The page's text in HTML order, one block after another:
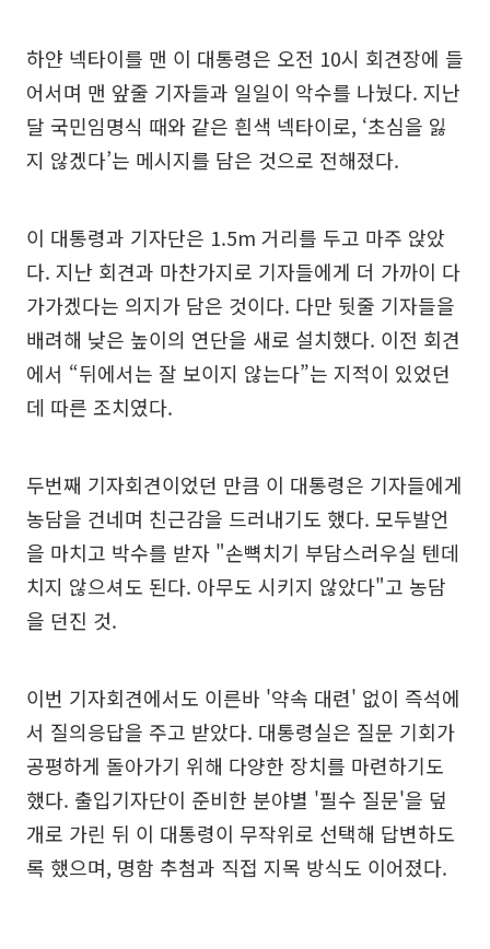
하얀 넥타이를 맨 이 대통령은 오전 10시 회견장에 들
어서며 맨 앞줄 기자들과 일일이 악수를 나눴다. 지난
달 국민임명식 때와 같은 흰색 넥타이로, ‘초심을 잃
지 않겠다’는 메시지를 담은 것으로 전해졌다.
이 대통령과 기자단은 1.5m 거리를 두고 마주 앉았
다. 지난 회견과 마찬가지로 기자들에게 더 가까이 다
가가겠다는 의지가 담은 것이다. 다만 뒷줄 기자들을
배려해 낮은 높이의 연단을 새로 설치했다. 이전 회견
에서 “뒤에서는 잘 보이지 않는다”는 지적이 있었던
데 따른 조치였다.
두번째 기자회견이었던 만큼 이 대통령은 기자들에게
농담을 건네며 친근감을 드러내기도 했다. 모두발언
을 마치고 박수를 받자 "손뼉치기 부담스러우실 텐데
치지 않으셔도 된다. 아무도 시키지 않았다"고 농담
을 던진 것.
이번 기자회견에서도 이른바 '약속 대련' 없이 즉석에
서 질의응답을 주고 받았다. 대통령실은 질문 기회가
공평하게 돌아가기 위해 다양한 장치를 마련하기도
했다. 출입기자단이 준비한 분야별 '필수 질문'을 덮
개로 가린 뒤 이 대통령이 무작위로 선택해 답변하도
록 했으며, 명함 추첨과 직접 지목 방식도 이어졌다.